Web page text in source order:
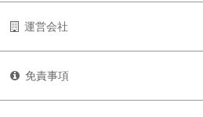
運営会社
免責事項